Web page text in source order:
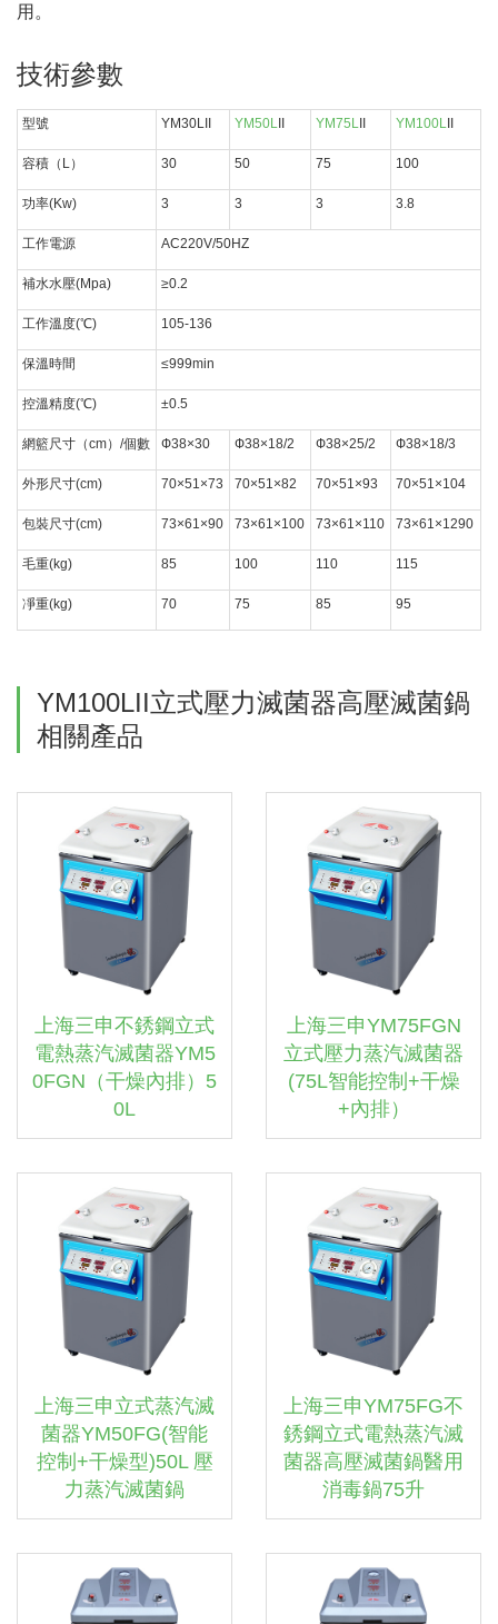
用。
技術參數
型號 YM30LII YM50L YM75L YM100L
容積（L） 30 50 75 100
功率(Kw) 3 3 3 3.8
工作電源 AC220V/50HZ
補水水壓(Mpa) ≥0.2
工作溫度(℃) 105-136
保溫時間 ≤999min
控溫精度(℃) ±0.5
網籃尺寸（cm）/個數 Ф38×30 Ф38×18/2 Ф38×25/2 Ф38×18/3
外形尺寸(cm) 70×51×73 70×51×82 70×51×93 70×51×104
包裝尺寸(cm) 73×61×90 73×61×100 73×61×110 73×61×1290
毛重(kg) 85 100 110 115
凈重(kg) 70 75 85 95
YM100LII立式壓力滅菌器高壓滅菌鍋
相關產品
上海三申不銹鋼立式
電熱蒸汽滅菌器YM5
0FGN（干燥內排）5
0L
上海三申YM75FGN
立式壓力蒸汽滅菌器
(75L智能控制+干燥
+內排）
上海三申立式蒸汽滅
菌器YM50FG(智能
控制+干燥型)50L 壓
力蒸汽滅菌鍋
上海三申YM75FG不
銹鋼立式電熱蒸汽滅
菌器高壓滅菌鍋醫用
消毒鍋75升